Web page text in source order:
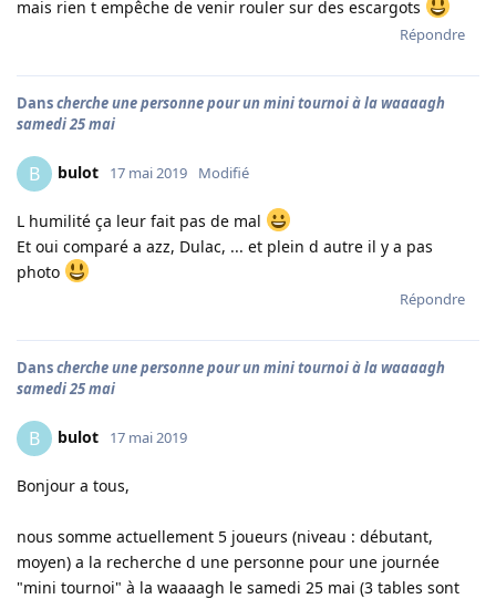
mais rien t empêche de venir rouler sur des escargots
Répondre
Danscherche une personne pour un mini tournoi à la waaaagh
samedi 25 mai
B bulot 17 mai 2019 Modifié
L humilité ça leur fait pas de mal
Et oui comparé a azz, Dulac, ... et plein d autre il y a pas
photo
Répondre
Danscherche une personne pour un mini tournoi à la waaaagh
samedi 25 mai
B bulot 17 mai 2019
Bonjour a tous,
nous somme actuellement 5 joueurs (niveau : débutant,
moyen) a la recherche d une personne pour une journée
"mini tournoi" à la waaaagh le samedi 25 mai (3 tables sont